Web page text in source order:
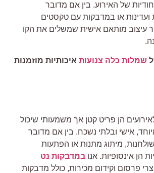
של האירוע. בין אם מדובר
או במדבקות עם טקסטים
מותאם אישית שמשלים את הקו
כלה צנועותאיכותיות מוזמנות
הן פריט קטן אך משמעותי שיכול
אישי ובלתי נשכח. בין אם מדובר
מיתוג מתנות או הפתעות
אינסופיות. אנובמדבקות נט
וקידום מכירות, כולל מדבקות